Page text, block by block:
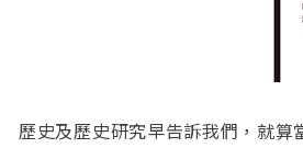
歷史及歷史研究早告訴我們，就算